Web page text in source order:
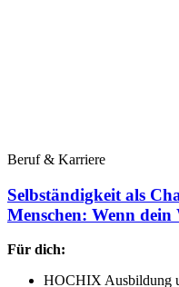
Beruf & Karriere
Selbständigkeit als
Menschen: Wenn
Für dich:
HOCHIX Ausbildung